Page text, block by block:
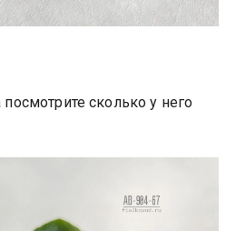
сколько у него